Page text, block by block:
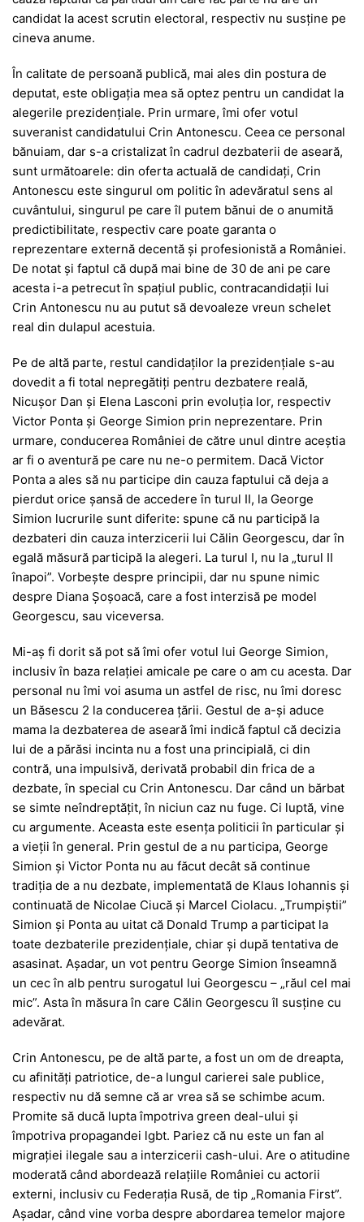
candidat la acest scrutin electoral, respectiv nu susține pe
cineva anume.
În calitate de persoană publică, mai ales din postura de
deputat, este obligația mea să optez pentru un candidat la
alegerile prezidențiale. Prin urmare, îmi ofer votul
suveranist candidatului Crin Antonescu. Ceea ce personal
bănuiam, dar s-a cristalizat în cadrul dezbaterii de aseară,
sunt următoarele: din oferta actuală de candidați, Crin
Antonescu este singurul om politic în adevăratul sens al
cuvântului, singurul pe care îl putem bănui de o anumită
predictibilitate, respectiv care poate garanta o
reprezentare externă decentă și profesionistă a României.
De notat și faptul că după mai bine de 30 de ani pe care
acesta i-a petrecut în spațiul public, contracandidații lui
Crin Antonescu nu au putut să devoaleze vreun schelet
real din dulapul acestuia.
Pe de altă parte, restul candidaților la prezidențiale s-au
dovedit a fi total nepregătiți pentru dezbatere reală,
Nicușor Dan și Elena Lasconi prin evoluția lor, respectiv
Victor Ponta și George Simion prin neprezentare. Prin
urmare, conducerea României de către unul dintre aceștia
ar fi o aventură pe care nu ne-o permitem. Dacă Victor
Ponta a ales să nu participe din cauza faptului că deja a
pierdut orice șansă de accedere în turul II, la George
Simion lucrurile sunt diferite: spune că nu participă la
dezbateri din cauza interzicerii lui Călin Georgescu, dar în
egală măsură participă la alegeri. La turul I, nu la „turul II
înapoi”. Vorbește despre principii, dar nu spune nimic
despre Diana Șoșoacă, care a fost interzisă pe model
Georgescu, sau viceversa.
Mi-aș fi dorit să pot să îmi ofer votul lui George Simion,
inclusiv în baza relației amicale pe care o am cu acesta. Dar
personal nu îmi voi asuma un astfel de risc, nu îmi doresc
un Băsescu 2 la conducerea țării. Gestul de a-și aduce
mama la dezbaterea de aseară îmi indică faptul că decizia
lui de a părăsi incinta nu a fost una principială, ci din
contră, una impulsivă, derivată probabil din frica de a
dezbate, în special cu Crin Antonescu. Dar când un bărbat
se simte neîndreptățit, în niciun caz nu fuge. Ci luptă, vine
cu argumente. Aceasta este esența politicii în particular și
a vieții în general. Prin gestul de a nu participa, George
Simion și Victor Ponta nu au făcut decât să continue
tradiția de a nu dezbate, implementată de Klaus Iohannis și
continuată de Nicolae Ciucă și Marcel Ciolacu. „Trumpiștii”
Simion și Ponta au uitat că Donald Trump a participat la
toate dezbaterile prezidențiale, chiar și după tentativa de
asasinat. Așadar, un vot pentru George Simion înseamnă
un cec în alb pentru surogatul lui Georgescu – „răul cel mai
mic”. Asta în măsura în care Călin Georgescu îl susține cu
adevărat.
Crin Antonescu, pe de altă parte, a fost un om de dreapta,
cu afinități patriotice, de-a lungul carierei sale publice,
respectiv nu dă semne că ar vrea să se schimbe acum.
Promite să ducă lupta împotriva green deal-ului și
împotriva propagandei lgbt. Pariez că nu este un fan al
migrației ilegale sau a interzicerii cash-ului. Are o atitudine
moderată când abordează relațiile României cu actorii
externi, inclusiv cu Federația Rusă, de tip „Romania First”.
Așadar, când vine vorba despre abordarea temelor majore